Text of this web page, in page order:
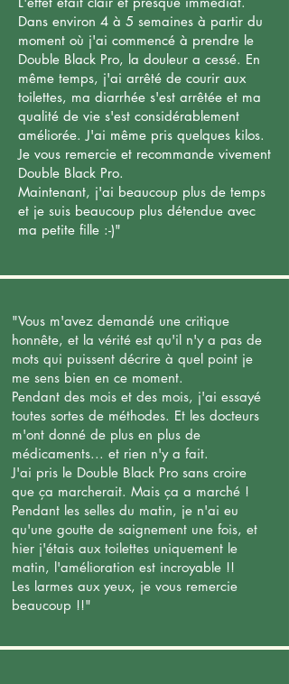
Dans environ 4 à 5 semaines à partir du
moment où j'ai commencé à prendre le
Double Black Pro, la douleur a cessé. En
même temps, j'ai arrêté de courir aux
toilettes, ma diarrhée s'est arrêtée et ma
qualité de vie s'est considérablement
améliorée. J'ai même pris quelques kilos.
Je vous remercie et recommande vivement
Double Black Pro.
Maintenant, j'ai beaucoup plus de temps
et je suis beaucoup plus détendue avec
ma petite fille :-)"
"Vous m'avez demandé une critique
honnête, et la vérité est qu'il n'y a pas de
mots qui puissent décrire à quel point je
me sens bien en ce moment.
Pendant des mois et des mois, j'ai essayé
toutes sortes de méthodes. Et les docteurs
m'ont donné de plus en plus de
médicaments... et rien n'y a fait.
J'ai pris le Double Black Pro sans croire
que ça marcherait. Mais ça a marché !
Pendant les selles du matin, je n'ai eu
qu'une goutte de saignement une fois, et
hier j'étais aux toilettes uniquement le
matin, l'amélioration est incroyable !!
Les larmes aux yeux, je vous remercie
beaucoup !!"